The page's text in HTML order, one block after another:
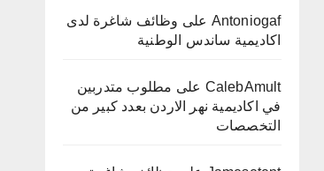
Antoniogaf على وظائف شاغرة لدى
اكاديمية ساندس الوطنية
CalebAmult على مطلوب متدربين
في اكاديمية نهر الاردن بعدد كبير من
التخصصات